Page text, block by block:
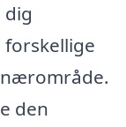
dig
den